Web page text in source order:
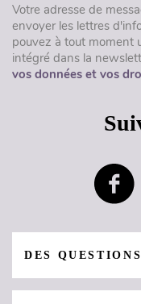
Votre adresse de
envoyer les lettres
pouvez à tout moment
intégré dans la
vos données et vos
DES